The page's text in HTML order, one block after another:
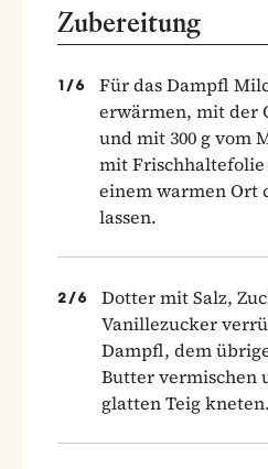
Zubereitung
1 /6
Für das Dampfl
erwärmen, mit der
und mit 300 g vom
mit
einem warmen Ort
lassen.
2 /6
Dotter mit Salz,
Vanillezucker
Dampfl, dem
Butter vermischen
glatten Teig kneten.